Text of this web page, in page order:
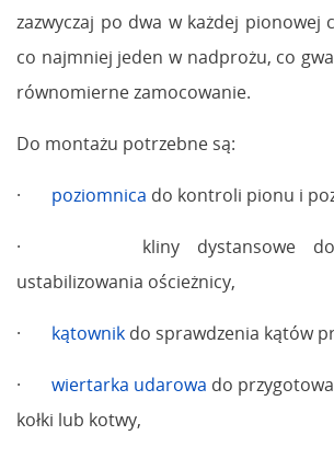
zazwyczaj po dwa w każdej pionowej
co najmniej jeden w nadprożu, co
równomierne zamocowanie.
Do montażu potrzebne są:
· poziomnica do kontroli pionu i
· kliny dystansowe do
ustabilizowania ościeżnicy,
· kątownik do sprawdzenia kątów
· wiertarka udarowa do
kołki lub kotwy,